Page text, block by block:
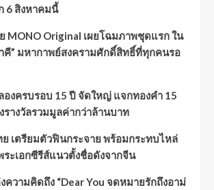
6 สิงหาคมนี้
MONO Original เผยโฉมภาพชุดแรก ใน
คี” มหากาพย์สงครามศักดิ์สิทธิ์ที่ทุกคนรอ
งครบรอบ 15 ปี จัดใหญ่ แจกทองคำ 15
รางวัลรวมมูลค่ากว่าล้านบาท
เตรียมตัวฟินกระจาย พร้อมกระทบไหล่
พระเอกซีรีส์แนวตั้งชื่อดังจากจีน
ความคิดถึง “Dear You จดหมายรักถึงอาม่